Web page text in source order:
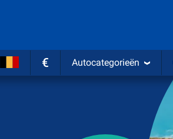
€ Autocategorieën